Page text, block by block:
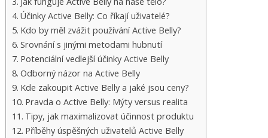
Účinky Active Belly: Co říkají uživatelé?
Kdo by měl zvážit používání Active Belly?
Srovnání s jinými metodami hubnutí
Potenciální vedlejší účinky Active Belly
Odborný názor na Active Belly
Kde zakoupit Active Belly a jaké jsou ceny?
Pravda o Active Belly: Mýty versus realita
Tipy, jak maximalizovat účinnost produktu
Příběhy úspěšných uživatelů Active Belly